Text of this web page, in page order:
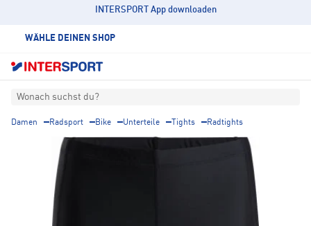
INTERSPORT App downloaden
WÄHLE DEINEN SHOP
Wonach suchst du?
Damen Radsport Bike Unterteile Tights Radtights